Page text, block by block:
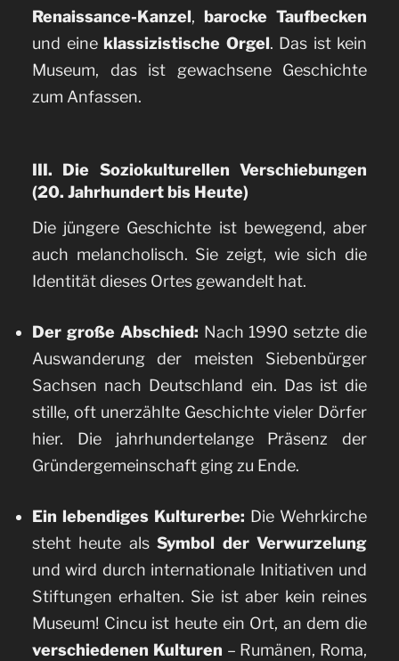
Renaissance-Kanzel, barocke Taufbecken
und eine klassizistische Orgel. Das ist kein
Museum, das ist gewachsene Geschichte
zum Anfassen.
III. Die Soziokulturellen Verschiebungen
(20. Jahrhundert bis Heute)
Die jüngere Geschichte ist bewegend, aber
auch melancholisch. Sie zeigt, wie sich die
Identität dieses Ortes gewandelt hat.
Der große Abschied: Nach 1990 setzte die
Auswanderung der meisten Siebenbürger
Sachsen nach Deutschland ein. Das ist die
stille, oft unerzählte Geschichte vieler Dörfer
hier. Die jahrhundertelange Präsenz der
Gründergemeinschaft ging zu Ende.
Ein lebendiges Kulturerbe: Die Wehrkirche
steht heute alsSymbol der Verwurzelung
und wird durch internationale Initiativen und
Stiftungen erhalten. Sie ist aber kein reines
Museum! Cincu ist heute ein Ort, an dem die
verschiedenen Kulturen – Rumänen, Roma,